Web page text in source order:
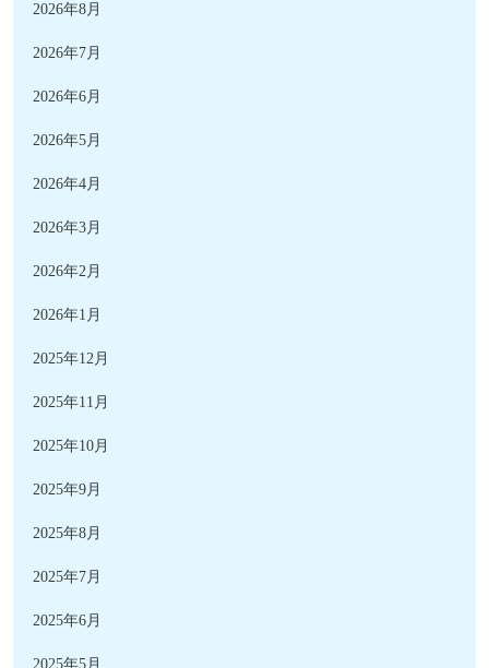
2026年8月
2026年7月
2026年6月
2026年5月
2026年4月
2026年3月
2026年2月
2026年1月
2025年12月
2025年11月
2025年10月
2025年9月
2025年8月
2025年7月
2025年6月
2025年5月